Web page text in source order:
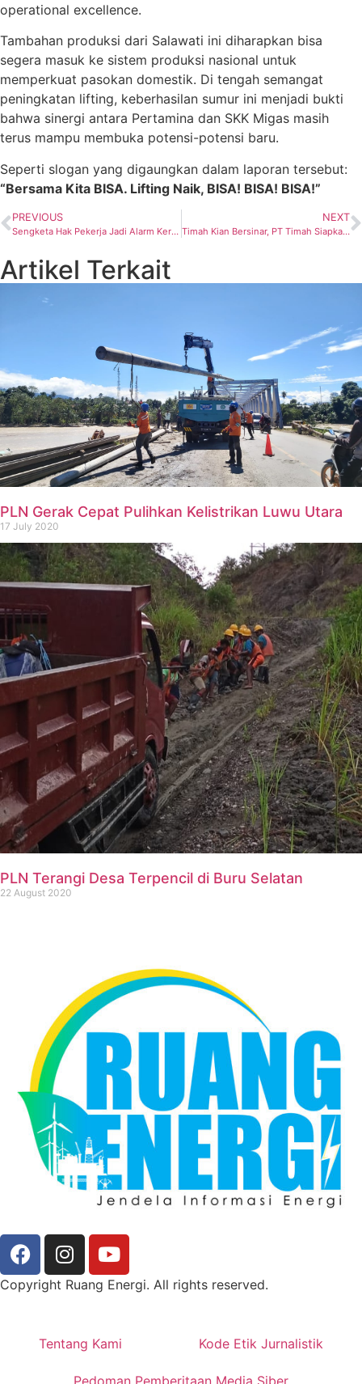
operational excellence.
Tambahan produksi dari Salawati ini diharapkan bisa
segera masuk ke sistem produksi nasional untuk
memperkuat pasokan domestik. Di tengah semangat
peningkatan lifting, keberhasilan sumur ini menjadi bukti
bahwa sinergi antara Pertamina dan SKK Migas masih
terus mampu membuka potensi-potensi baru.
Seperti slogan yang digaungkan dalam laporan tersebut:
“Bersama Kita BISA. Lifting Naik, BISA! BISA! BISA!”
PREVIOUS
Sengketa Hak Pekerja Jadi Alarm Keras Tata Kelola Divestasi Asing di Indonesia
NEXT
Timah Kian Bersinar, PT Timah Siapkan Ekspansi Tambang Laut Dalam dan Bidik Pasokan dari Luar Negeri
Artikel Terkait
PLN Gerak Cepat Pulihkan Kelistrikan Luwu Utara
17 July 2020
PLN Terangi Desa Terpencil di Buru Selatan
22 August 2020
Copyright Ruang Energi. All rights reserved.
Tentang Kami Kode Etik Jurnalistik
Pedoman Pemberitaan Media Siber